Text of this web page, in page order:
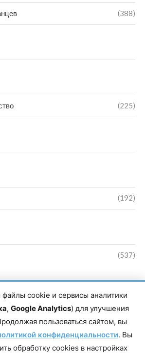
(388)
(225)
(192)
(537)
издания Магомаев Тимур Нухович.
292-94-34 Почта: vestiskfo@gmail.com По
г. Махачкала, пр-т Насрутдинова, д. 1а. Все
cookie и сервисы аналитики
, Google Analytics) для улучшения
пользоваться сайтом, вы
конфиденциальности. Вы
обработку cookies в настройках